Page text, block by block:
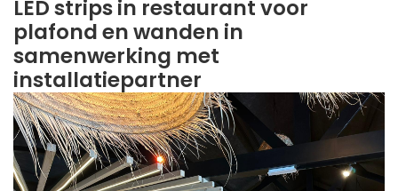
LED strips in restaurant voor
plafond en wanden in
samenwerking met
installatiepartner